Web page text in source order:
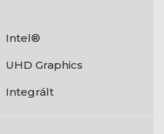
Intel®
UHD Graphics
Integrált